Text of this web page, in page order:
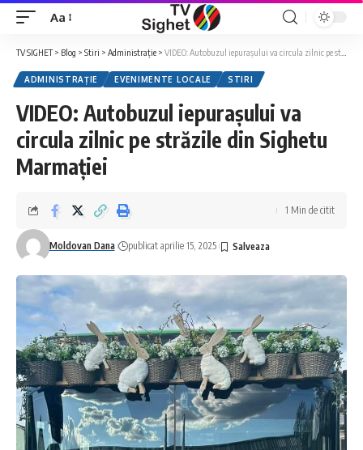
Font
Resizer
Aa
TV SIGHET> Blog > Stiri > Administrație > VIDEO: Autobuzul iepurașului va circula zilnic pe străzile din Sighetu Marmației
ADMINISTRAȚIE EVENIMENTE LOCALE STIRI
VIDEO: Autobuzul iepurașului va
circula zilnic pe străzile din Sighetu
Marmației
Moldovan Dana publicat aprilie 15, 2025
1 Min de citit